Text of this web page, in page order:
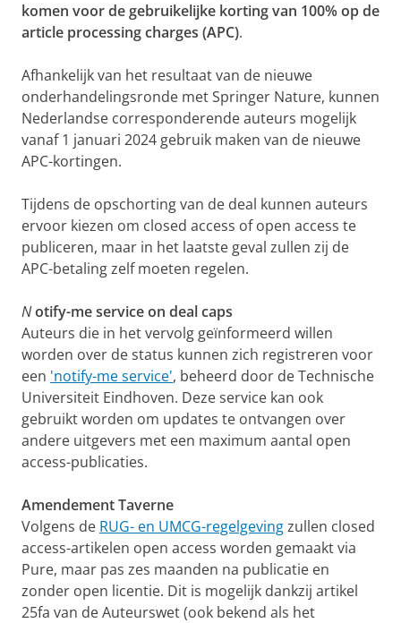
komen voor de gebruikelijke korting van 100% op de
article processing charges (APC).
Afhankelijk van het resultaat van de nieuwe
onderhandelingsronde met Springer Nature, kunnen
Nederlandse corresponderende auteurs mogelijk
vanaf 1 januari 2024 gebruik maken van de nieuwe
APC-kortingen.
Tijdens de opschorting van de deal kunnen auteurs
ervoor kiezen om closed access of open access te
publiceren, maar in het laatste geval zullen zij de
APC-betaling zelf moeten regelen.
Notify-me service on deal caps
Auteurs die in het vervolg geïnformeerd willen
worden over de status kunnen zich registreren voor
een 'notify-me service', beheerd door de Technische
Universiteit Eindhoven. Deze service kan ook
gebruikt worden om updates te ontvangen over
andere uitgevers met een maximum aantal open
access-publicaties.
Amendement Taverne
Volgens de RUG- en UMCG-regelgevingzullen closed
access-artikelen open access worden gemaakt via
Pure, maar pas zes maanden na publicatie en
zonder open licentie. Dit is mogelijk dankzij artikel
25fa van de Auteurswet (ook bekend als het